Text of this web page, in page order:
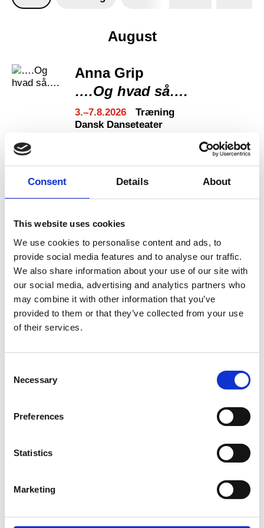
Consent Details About
This website uses cookies
We use cookies to personalise content and ads, to
provide social media features and to analyse our traffic.
We also share information about your use of our site with
our social media, advertising and analytics partners who
may combine it with other information that you’ve
provided to them or that they’ve collected from your use
of their services.
Selection
Necessary
Preferences
Statistics
Marketing
August
Anna Grip
….Og hvad så….
3.–7.8.2026
Træning
Dansk Danseteater
Professional members
Åbent Studie
12.–14.8.2026
Træning
Dansehallerne
Læs mere →
Jean-Louis Huhta, Malin